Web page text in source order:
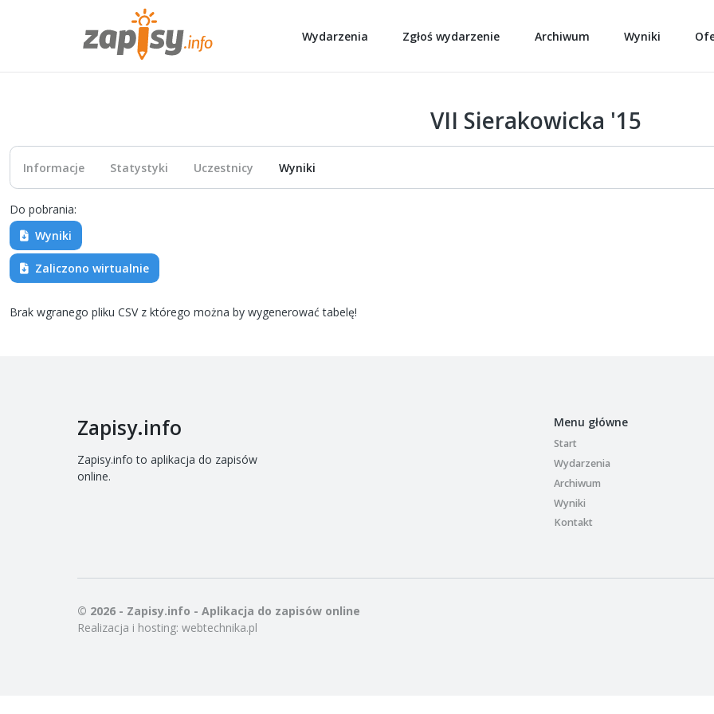
Wydarzenia Zgłoś wydarzenie Archiwum Wyniki
VII Sierakowicka '15
Informacje Statystyki Uczestnicy Wyniki
Do pobrania:
Wyniki
Zaliczono wirtualnie
Brak wgranego pliku CSV z którego można by wygenerować tabelę!
Zapisy.info
Zapisy.info to aplikacja do zapisów
online.
Menu główne
Start
Wydarzenia
Archiwum
Wyniki
Kontakt
© 2026 - Zapisy.info - Aplikacja do zapisów online
Realizacja i hosting: webtechnika.pl